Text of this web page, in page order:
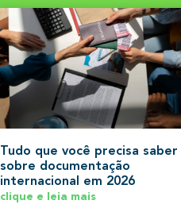
Tudo que você precisa saber
sobre documentação
internacional em 2026
clique e leia mais